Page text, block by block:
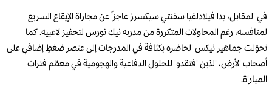
في المقابل، بدا فيلادلفيا سفنتي سيكسرز عاجزاً عن مجاراة الإيقاع السريع
لمنافسه، رغم المحاولات المتكررة من مدربه نيك نورس لتحفيز لاعبيه. كما
تحوّلت جماهير نيكس الحاضرة بكثافة في المدرجات إلى عنصر ضغطٍ إضافي على
أصحاب الأرض، الذين افتقدوا للحلول الدفاعية والهجومية في معظم فترات
المباراة.